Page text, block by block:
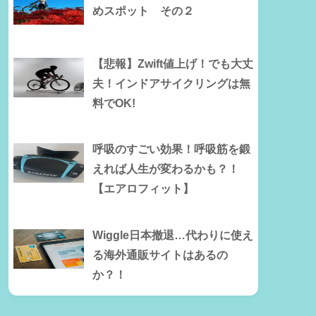
めスポット その２
【悲報】Zwift値上げ！でも大丈
夫！インドアサイクリングは無
料でOK!
呼吸のすごい効果！呼吸筋を鍛
えれば人生が変わるかも？！
【エアロフィット】
Wiggle日本撤退…代わりに使え
る海外通販サイトはあるの
か？！